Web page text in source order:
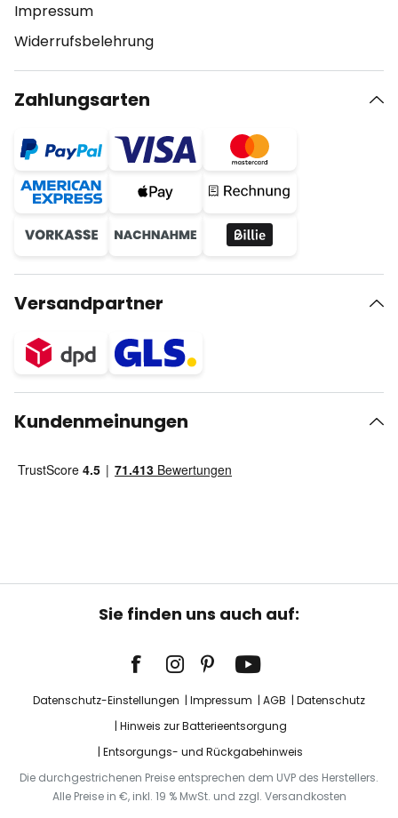
Impressum
Widerrufsbelehrung
Zahlungsarten
Versandpartner
Kundenmeinungen
Sie finden uns auch auf:
Datenschutz-Einstellungen Impressum AGB
Datenschutz
Hinweis zur Batterieentsorgung
Entsorgungs- und Rückgabehinweis
Die durchgestrichenen Preise entsprechen dem UVP des Herstellers.
Alle Preise in €, inkl. 19 % MwSt. und zzgl. Versandkosten